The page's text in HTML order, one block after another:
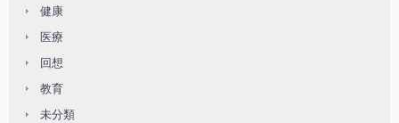
健康
医療
回想
教育
未分類